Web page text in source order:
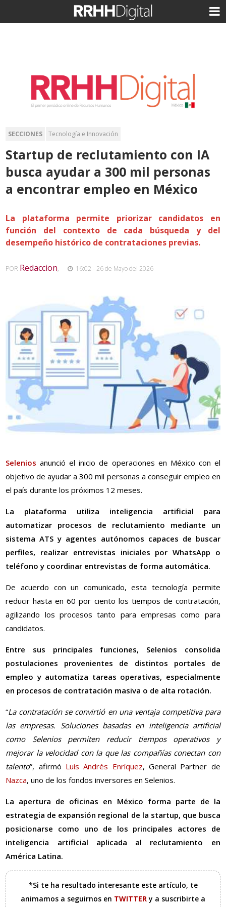
SECCIONES Tecnología e Innovación
Startup de reclutamiento con IA
busca ayudar a 300 mil personas
a encontrar empleo en México
La plataforma permite priorizar candidatos en
función del contexto de cada búsqueda y del
desempeño histórico de contrataciones previas.
POR Redaccion, 16:02 - 26 de Mayo del 2026
Selenios anunció el inicio de operaciones en México con el
objetivo de ayudar a 300 mil personas a conseguir empleo en
el país durante los próximos 12 meses.
La plataforma utiliza inteligencia artificial para
automatizar procesos de reclutamiento mediante un
sistema ATS y agentes autónomos capaces de buscar
perfiles, realizar entrevistas iniciales por WhatsApp o
teléfono y coordinar entrevistas de forma automática.
De acuerdo con un comunicado, esta tecnología permite
reducir hasta en 60 por ciento los tiempos de contratación,
agilizando los procesos tanto para empresas como para
candidatos.
Entre sus principales funciones, Selenios consolida
postulaciones provenientes de distintos portales de
empleo y automatiza tareas operativas, especialmente
en procesos de contratación masiva o de alta rotación.
“La contratación se convirtió en una ventaja competitiva para
las empresas. Soluciones basadas en inteligencia artificial
como Selenios permiten reducir tiempos operativos y
mejorar la velocidad con la que las compañías conectan con
talento”, afirmó Luis Andrés Enríquez, General Partner de
Nazca, uno de los fondos inversores en Selenios.
La apertura de oficinas en México forma parte de la
estrategia de expansión regional de la startup, que busca
posicionarse como uno de los principales actores de
inteligencia artificial aplicada al reclutamiento en
América Latina.
*Si te ha resultado interesante este artículo, te
animamos a seguirnos en TWITTERy a suscribirte a